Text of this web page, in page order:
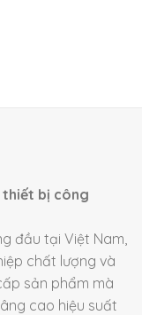
thiết bị công
đầu tại Việt Nam,
chất lượng và
sản phẩm mà
cao hiệu suất